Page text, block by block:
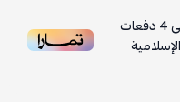
4دفعات